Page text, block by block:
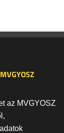
az MVGYOSZ